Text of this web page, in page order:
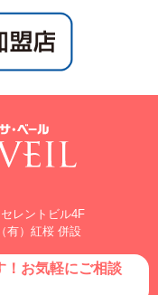
レントビル4F
有）紅桜 併設
！お気軽にご相談